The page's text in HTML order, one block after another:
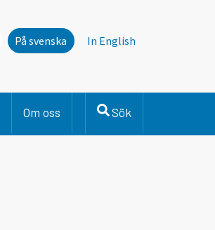
På svenska In English
Om oss Sök